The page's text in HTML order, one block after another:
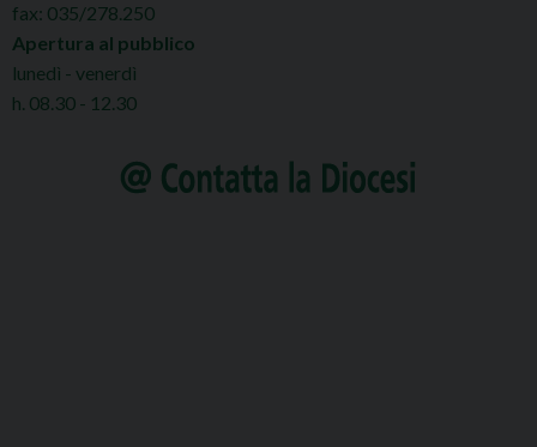
fax: 035/278.250
Apertura al pubblico
lunedì - venerdì
h. 08.30 - 12.30